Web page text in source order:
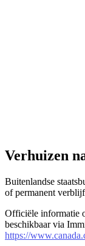
Verhuizen
Buitenlandse
of permanent
Officiële informatie
beschikbaar via
https://